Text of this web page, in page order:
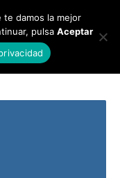
te damos la mejor
pulsa Aceptar